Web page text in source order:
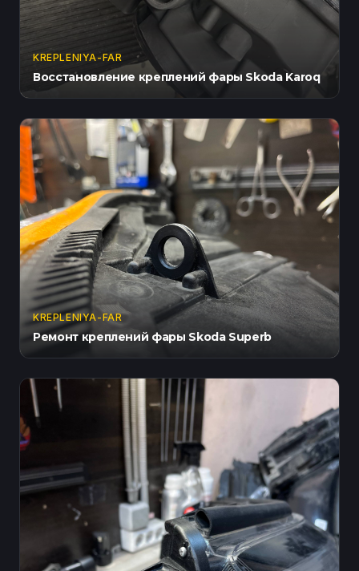
KREPLENIYA-FAR
Восстановление креплений фары Skoda Karoq
KREPLENIYA-FAR
Ремонт креплений фары Skoda Superb